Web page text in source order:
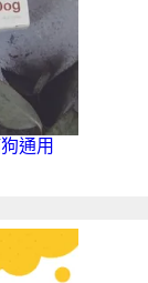
通用